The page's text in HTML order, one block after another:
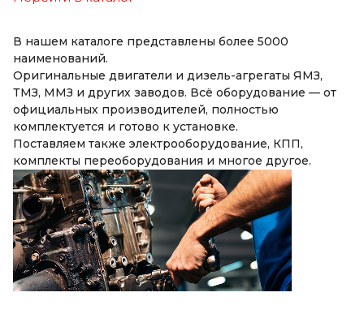
В нашем каталоге представлены более 5000
наименований.
Оригинальные двигатели и дизель-агрегаты ЯМЗ,
ТМЗ, ММЗ и других заводов. Всё оборудование — от
официальных производителей, полностью
комплектуется и готово к установке.
Поставляем также электрооборудование, КПП,
комплекты переоборудования и многое другое.